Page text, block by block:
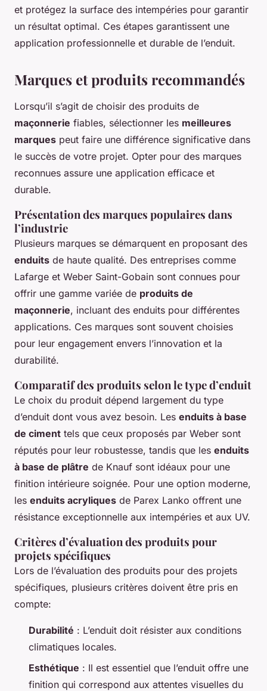
et protégez la surface des intempéries pour garantir
un résultat optimal. Ces étapes garantissent une
application professionnelle et durable de l’enduit.
Marques et produits recommandés
Lorsqu’il s’agit de choisir des produits de
maçonnerie fiables, sélectionner les meilleures
marques peut faire une différence significative dans
le succès de votre projet. Opter pour des marques
reconnues assure une application efficace et
durable.
Présentation des marques populaires dans
l’industrie
Plusieurs marques se démarquent en proposant des
enduits de haute qualité. Des entreprises comme
Lafarge et Weber Saint-Gobain sont connues pour
offrir une gamme variée de produits de
maçonnerie, incluant des enduits pour différentes
applications. Ces marques sont souvent choisies
pour leur engagement envers l’innovation et la
durabilité.
Comparatif des produits selon le type d’enduit
Le choix du produit dépend largement du type
d’enduit dont vous avez besoin. Les enduits à base
de ciment tels que ceux proposés par Weber sont
réputés pour leur robustesse, tandis que les enduits
à base de plâtre de Knauf sont idéaux pour une
finition intérieure soignée. Pour une option moderne,
les enduits acryliques de Parex Lanko offrent une
résistance exceptionnelle aux intempéries et aux UV.
Critères d’évaluation des produits pour
projets spécifiques
Lors de l’évaluation des produits pour des projets
spécifiques, plusieurs critères doivent être pris en
compte:
Durabilité : L’enduit doit résister aux conditions
climatiques locales.
Esthétique : Il est essentiel que l’enduit offre une
finition qui correspond aux attentes visuelles du